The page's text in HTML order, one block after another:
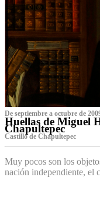
De septiembre a octubre de
Huellas de Miguel
Chapultepec
Castillo de Chapultepec
Muy pocos son los
nación independiente, el